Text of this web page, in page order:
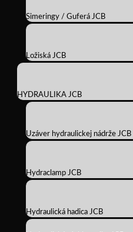
Simeringy / Guferá JCB
Ložiská JCB
HYDRAULIKA JCB
Uzáver hydraulickej nádrže JCB
Hydraclamp JCB
Hydraulická hadica JCB